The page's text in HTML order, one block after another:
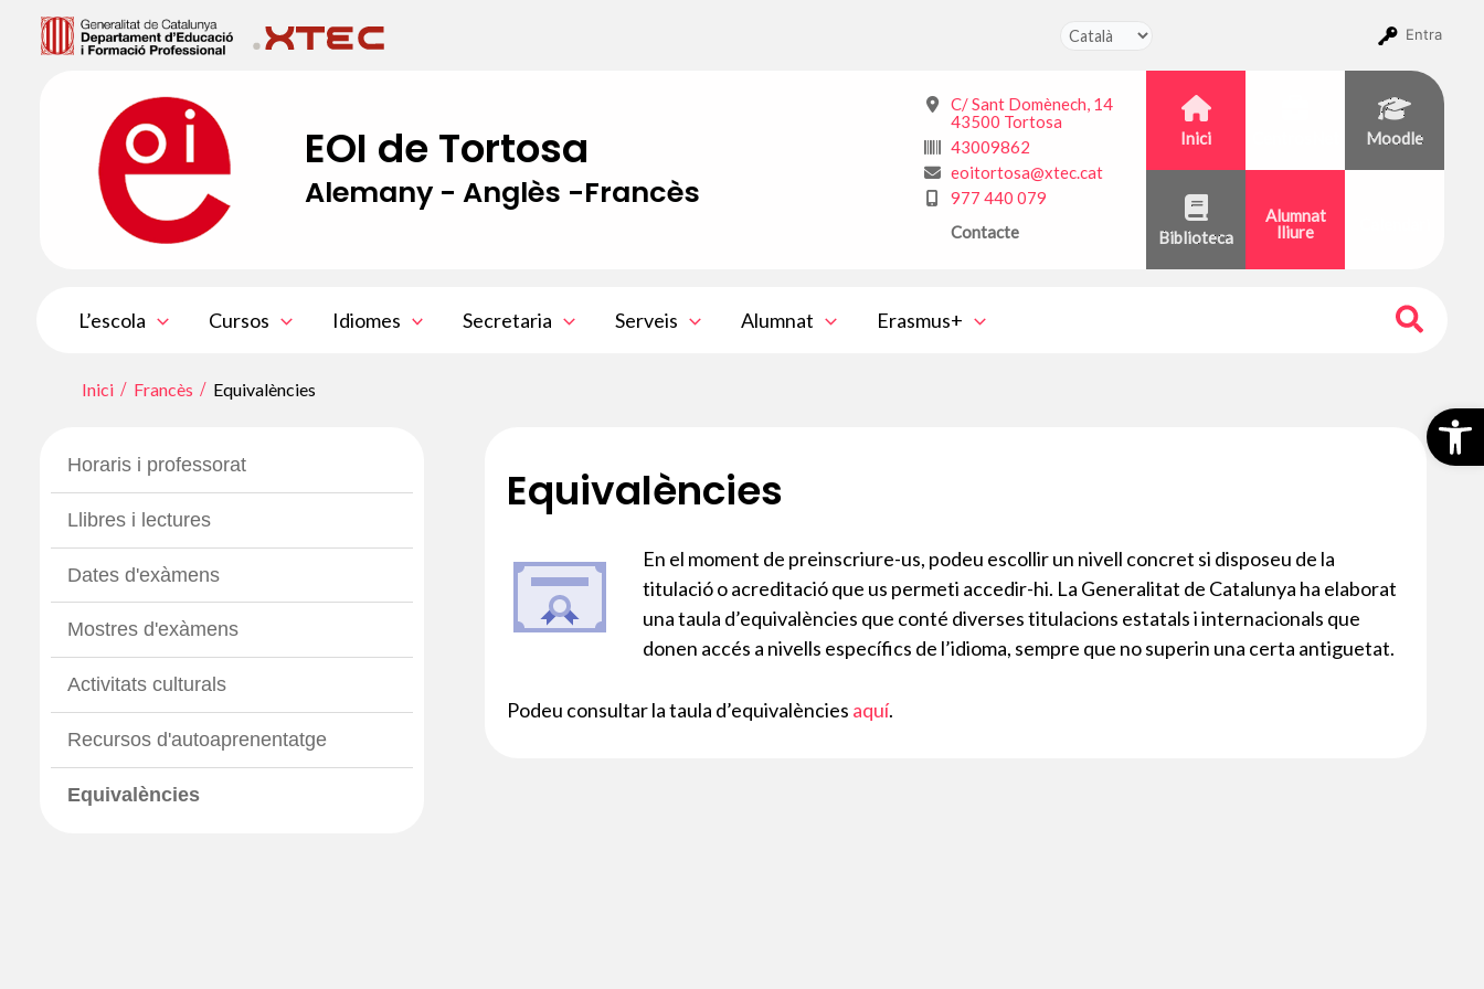
Entra
EOI de Tortosa
Alemany - Anglès -Francès
C/ Sant Domènech, 14
43500 Tortosa
43009862
eoitortosa@xtec.cat
977 440 079
Contacte
Inici Moodle
Biblioteca
Alumnat
lliure
L’escola Cursos Idiomes Secretaria Serveis Alumnat Erasmus+
Inici Francès Equivalències
Horaris i professorat
Llibres i lectures
Dates d'exàmens
Mostres d'exàmens
Activitats culturals
Recursos d'autoaprenentatge
Equivalències
Equivalències
En el moment de preinscriure-us, podeu escollir un nivell concret si disposeu de la
titulació o acreditació que us permeti accedir-hi. La Generalitat de Catalunya ha elaborat
una taula d’equivalències que conté diverses titulacions estatals i internacionals que
donen accés a nivells específics de l’idioma, sempre que no superin una certa antiguetat.
Podeu consultar la taula d’equivalències aquí.